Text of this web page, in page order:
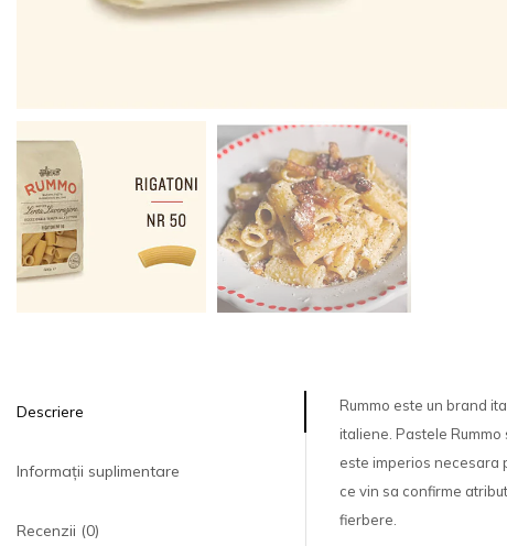
Descriere
Informații suplimentare
Recenzii (0)
Rummo este un brand
italiene. Pastele
este imperios necesara
ce vin sa confirme
fierbere.